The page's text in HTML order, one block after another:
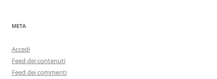
META
Accedi
Feed dei contenuti
Feed dei commenti